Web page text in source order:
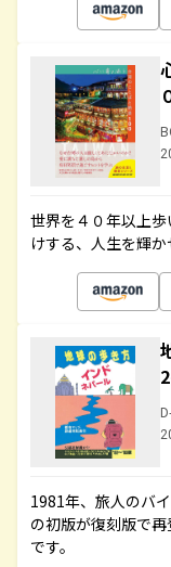
世界を４０年以上
けする、人生を輝
1981年、旅人のバ
の初版が復刻版で
です。